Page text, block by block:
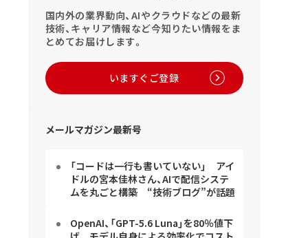
国内外の業界動向、AIやクラウドなどの最新
技術、キャリア情報など今知りたい情報をま
とめてお届けします。
いますぐご登録
メールマガジン最新号
「コードは一行も書いていない」 アイ
ドルの宮本佳林さん、AIで配信システ
ムを丸ごと構築 “技術ブログ”が話題
OpenAI、「GPT-5.6 Luna」を80％値下